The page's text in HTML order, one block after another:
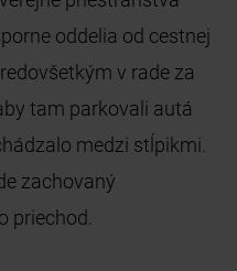
oddelia od cestnej
v rade za
tam parkovali autá
medzi stĺpikmi.
zachovaný
priechod.